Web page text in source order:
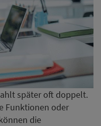
später oft doppelt.
Funktionen oder
die